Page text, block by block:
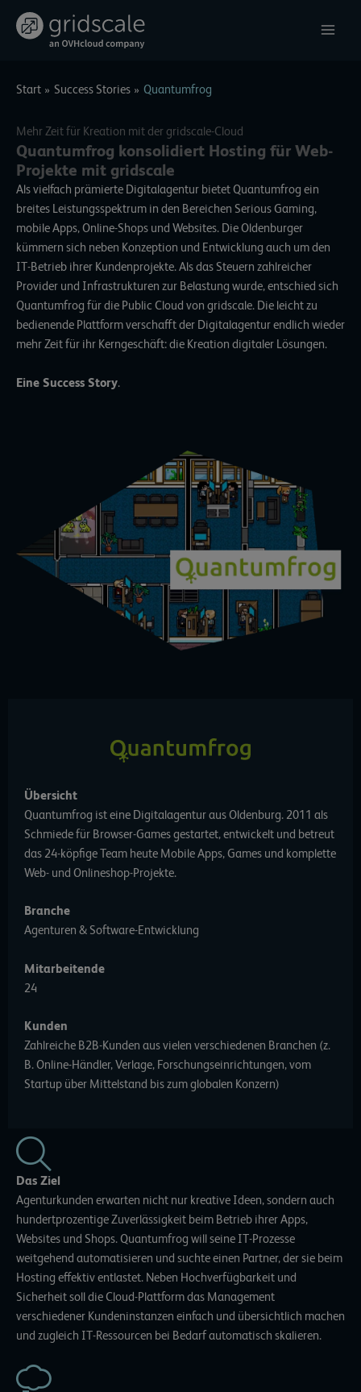
Inhalt
Start Success Stories Quantumfrog
Mehr Zeit für Kreation mit der gridscale-Cloud
Quantumfrog konsolidiert Hosting für Web-
Projekte mit gridscale
Als vielfach prämierte Digitalagentur bietet Quantumfrog ein
breites Leistungsspektrum in den Bereichen Serious Gaming,
mobile Apps, Online-Shops und Websites. Die Oldenburger
kümmern sich neben Konzeption und Entwicklung auch um den
IT-Betrieb ihrer Kundenprojekte. Als das Steuern zahlreicher
Provider und Infrastrukturen zur Belastung wurde, entschied sich
Quantumfrog für die Public Cloud von gridscale. Die leicht zu
bedienende Plattform verschafft der Digitalagentur endlich wieder
mehr Zeit für ihr Kerngeschäft: die Kreation digitaler Lösungen.
Eine Success Story.
Übersicht
Quantumfrog ist eine Digitalagentur aus Oldenburg. 2011 als
Schmiede für Browser-Games gestartet, entwickelt und betreut
das 24-köpfige Team heute Mobile Apps, Games und komplette
Web- und Onlineshop-Projekte.
Branche
Agenturen & Software-Entwicklung
Mitarbeitende
24
Kunden
Zahlreiche B2B-Kunden aus vielen verschiedenen Branchen (z.
B. Online-Händler, Verlage, Forschungseinrichtungen, vom
Startup über Mittelstand bis zum globalen Konzern)
Das Ziel
Agenturkunden erwarten nicht nur kreative Ideen, sondern auch
hundertprozentige Zuverlässigkeit beim Betrieb ihrer Apps,
Websites und Shops. Quantumfrog will seine IT-Prozesse
weitgehend automatisieren und suchte einen Partner, der sie beim
Hosting effektiv entlastet. Neben Hochverfügbarkeit und
Sicherheit soll die Cloud-Plattform das Management
verschiedener Kundeninstanzen einfach und übersichtlich machen
und zugleich IT-Ressourcen bei Bedarf automatisch skalieren.